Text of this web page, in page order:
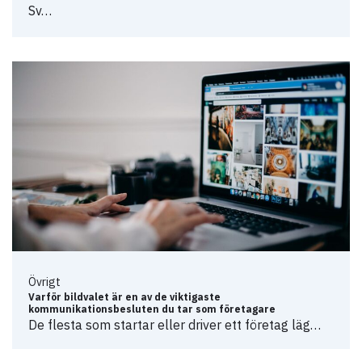
Sv…
Övrigt
Varför bildvalet är en av de viktigaste
kommunikationsbesluten du tar som företagare
De flesta som startar eller driver ett företag läg…